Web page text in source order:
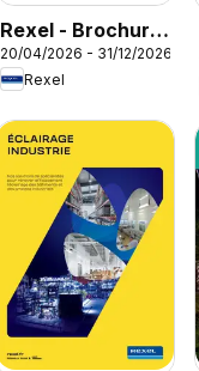
Rexel - Brochure
Sanitaire
20/04/2026 - 31/12/2026
Rexel